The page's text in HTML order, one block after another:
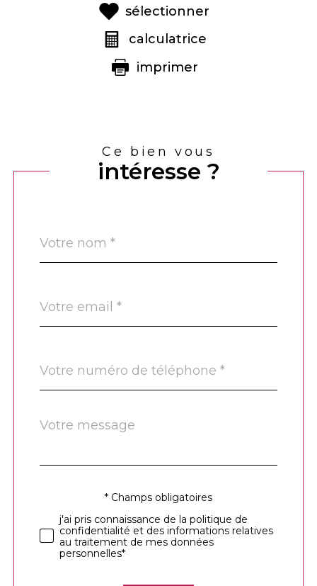
sélectionner
calculatrice
imprimer
Ce bien vous
intéresse ?
par
*
*
*
Fieldset
défaut
Message
*
Validation* Champs obligatoires
j'ai pris connaissance de la politique de
confidentialité et des informations relatives
au traitement de mes données
personnelles*